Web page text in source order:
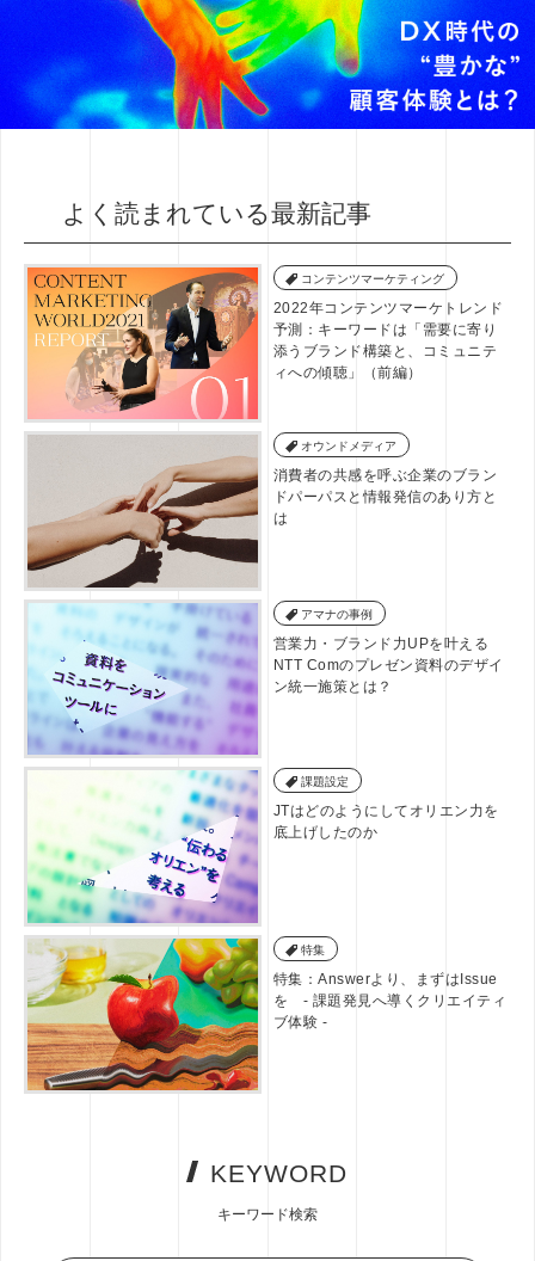
よく読まれている最新記事
コンテンツマーケティング
2022年コンテンツマーケトレンド
予測：キーワードは「需要に寄り
添うブランド構築と、コミュニテ
ィへの傾聴」（前編）
オウンドメディア
消費者の共感を呼ぶ企業のブラン
ドパーパスと情報発信のあり方と
は
アマナの事例
営業力・ブランド力UPを叶える
NTT Comのプレゼン資料のデザイ
ン統一施策とは？
課題設定
JTはどのようにしてオリエン力を
底上げしたのか
特集
特集：Answerより、まずはIssue
を - 課題発見へ導くクリエイティ
ブ体験 -
KEYWORD
キーワード検索